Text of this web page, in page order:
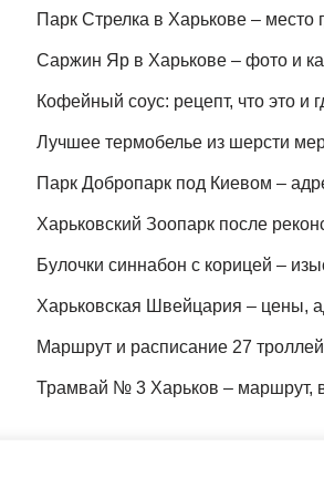
Парк Стрелка в Харькове – место
Саржин Яр в Харькове – фото и
Кофейный соус: рецепт, что это и
Лучшее термобелье из шерсти
Парк Добропарк под Киевом –
Харьковский Зоопарк после
Булочки синнабон с корицей –
Харьковская Швейцария – цены,
Маршрут и расписание 27
Трамвай № 3 Харьков – маршрут,